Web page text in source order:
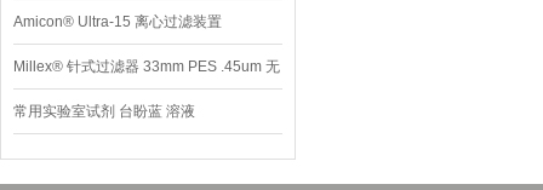
Amicon® Ultra-15 离心过滤装置
Millex® 针式过滤器 33mm PES .45um 无
菌
常用实验室试剂 台盼蓝 溶液